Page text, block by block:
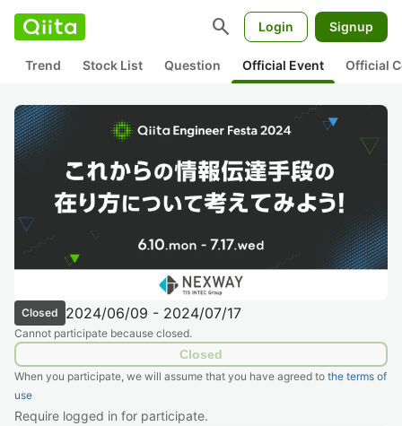
search Login Signup
Trend Stock List Question Official Event Official
Closed 2024/06/09 - 2024/07/17
Cannot participate because closed.
Closed
When you participate, we will assume that you have agreed to the terms of
use
Require logged in for participate.